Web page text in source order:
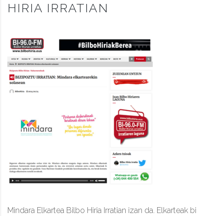
HIRIA IRRATIAN
Mindara Elkartea Bilbo Hiria Irratian izan da. Elkarteak bi